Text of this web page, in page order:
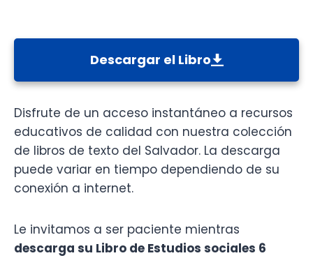
Descargar el Libro
Disfrute de un acceso instantáneo a recursos
educativos de calidad con nuestra colección
de libros de texto del Salvador. La descarga
puede variar en tiempo dependiendo de su
conexión a internet.
Le invitamos a ser paciente mientras
descarga su Libro de Estudios sociales 6